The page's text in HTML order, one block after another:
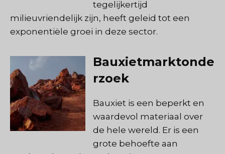
tegelijkertijd
milieuvriendelijk zijn, heeft geleid tot een
exponentiële groei in deze sector.
Bauxietmarktonde
rzoek
Bauxiet is een beperkt en
waardevol materiaal over
de hele wereld. Er is een
grote behoefte aan